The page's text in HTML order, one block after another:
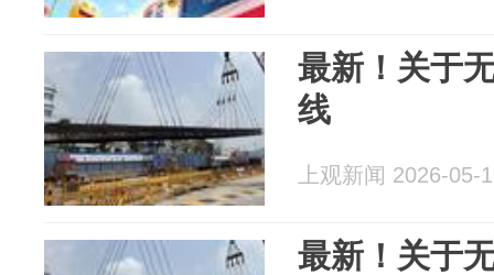
最新！关于
线
上观新闻 2026-05-
最新！关于